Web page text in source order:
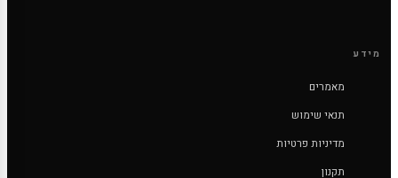
מידע
מאמרים
תנאי שימוש
מדיניות פרטיות
תקנון